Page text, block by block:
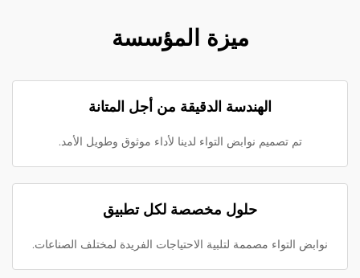
ميزة المؤسسة
الهندسة الدقيقة من أجل المتانة
تم تصميم نوابض التواء لدينا لأداء موثوق وطويل الأمد.
حلول مخصصة لكل تطبيق
نوابض التواء مصممة لتلبية الاحتياجات الفريدة لمختلف الصناعات.